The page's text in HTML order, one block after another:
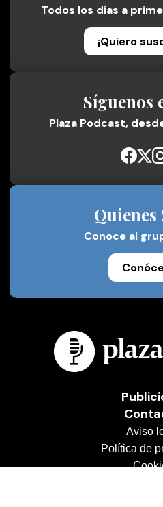
Todos los días a
¡Quiero
Síguenos
Plaza Podcast,
Quienes
Conoce al
Aviso
Política de